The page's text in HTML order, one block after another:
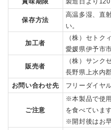
保存方法
高温多湿、直
い。
加工者
（株）セトク
愛媛県伊予市
販売者
（株）サンク
長野県上水内
お問い合わせ先
フリーダイヤ
ご注意
※本製品で使
を食べています
※開封後はお